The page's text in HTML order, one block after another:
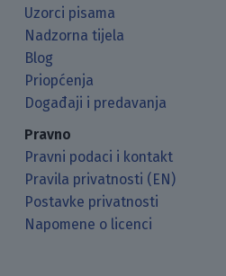
Uzorci pisama
Nadzorna tijela
Blog
Priopćenja
Događaji i predavanja
Pravno
Pravni podaci i kontakt
Pravila privatnosti (EN)
Postavke privatnosti
Napomene o licenci